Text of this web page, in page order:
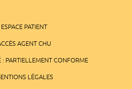
ESPACE PATIENT
AGENT CHU
: PARTIELLEMENT CONFORME
LÉGALES